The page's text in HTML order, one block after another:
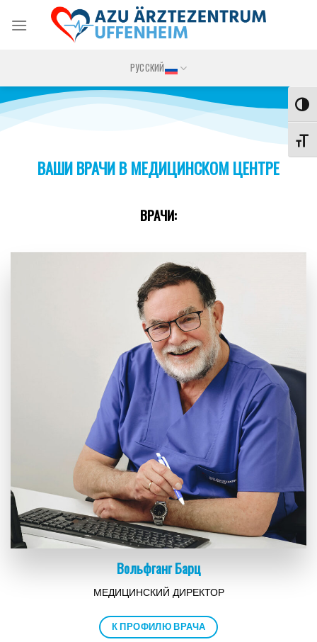
РУССКИЙ
ВАШИ ВРАЧИ В МЕДИЦИНСКОМ ЦЕНТРЕ
ВРАЧИ:
Вольфганг Барц
МЕДИЦИНСКИЙ ДИРЕКТОР
К ПРОФИЛЮ ВРАЧА